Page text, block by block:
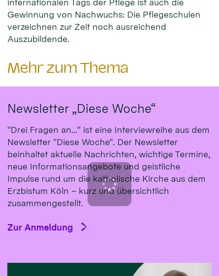
internationalen Tags der Pflege ist auch die
Gewinnung von Nachwuchs: Die Pflegeschulen
verzeichnen zur Zeit noch ausreichend
Auszubildende.
Mehr zum Thema
Newsletter „Diese Woche“
"Drei Fragen an..." ist eine Interviewreihe aus dem
Newsletter "Diese Woche". Der Newsletter
beinhaltet aktuelle Nachrichten, wichtige Termine,
neue Informationsangebote und geistliche
Impulse rund um die katholische Kirche aus dem
Erzbistum Köln – kurz und übersichtlich
zusammengestellt.
Zur Anmeldung